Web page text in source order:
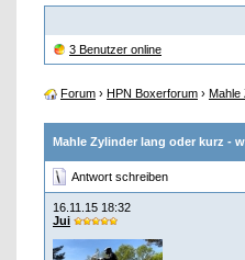
3 Benutzer online
Forum › HPN Boxerforum › Mahle
Mahle Zylinder lang oder kurz -
Antwort schreiben
16.11.15 18:32
Jui